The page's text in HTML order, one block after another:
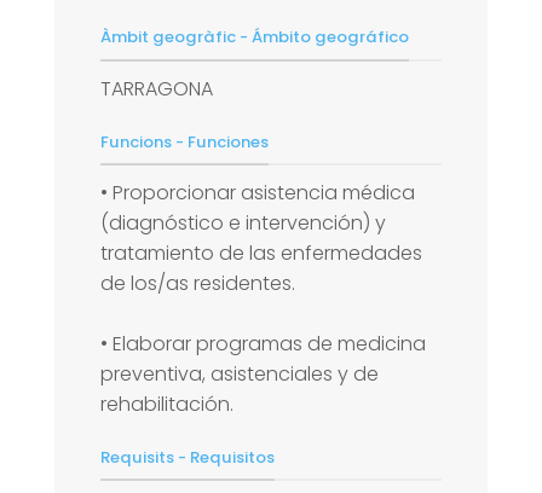
Àmbit geogràfic - Ámbito geográfico
TARRAGONA
Funcions - Funciones
• Proporcionar asistencia médica
(diagnóstico e intervención) y
tratamiento de las enfermedades
de los/as residentes.
• Elaborar programas de medicina
preventiva, asistenciales y de
rehabilitación.
Requisits - Requisitos